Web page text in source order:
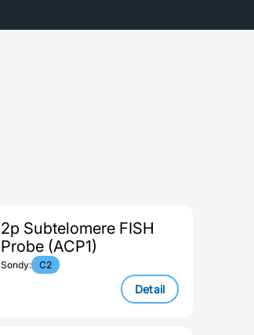
2p Subtelomere FISH
Probe (ACP1)
Sondy: C2
Detail